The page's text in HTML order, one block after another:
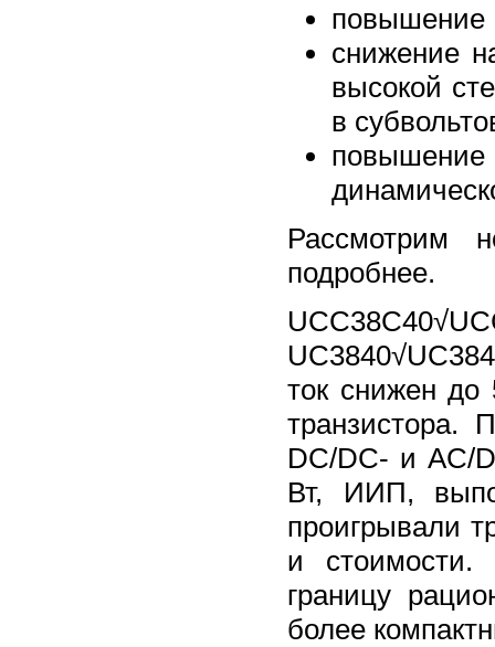
повышение
снижение
высокой
в
повышение
Рассмотрим
подробнее.
ток снижен до
транзистора.
DC/DC- и AC/
Вт, ИИП,
проигрывали
и стоимости.
границу
более